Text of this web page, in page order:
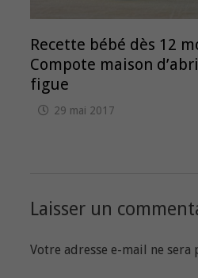
Recette bébé dès 12
Compote maison
figue
29 mai 2017
Laisser un
Votre adresse e-mail ne sera